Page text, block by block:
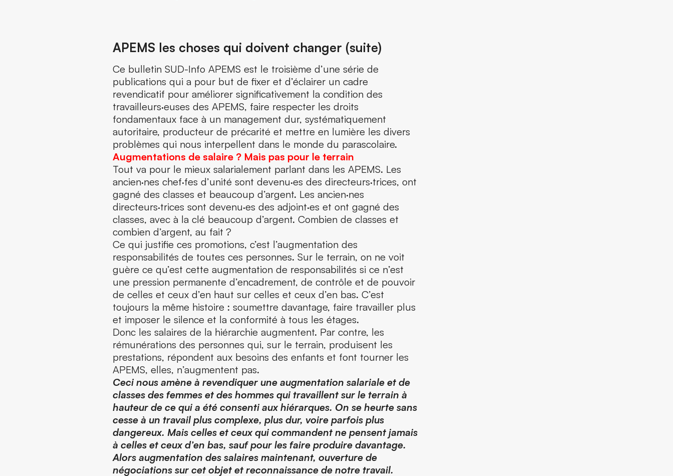
APEMS les choses qui doivent changer (suite)
Ce bulletin SUD-Info APEMS est le troisième d’une série de
publications qui a pour but de fixer et d’éclairer un cadre
revendicatif pour améliorer significativement la condition des
travailleurs·euses des APEMS, faire respecter les droits
fondamentaux face à un management dur, systématiquement
autoritaire, producteur de précarité et mettre en lumière les divers
problèmes qui nous interpellent dans le monde du parascolaire.
Augmentations de salaire ? Mais pas pour le terrain
Tout va pour le mieux salarialement parlant dans les APEMS. Les
ancien·nes chef·fes d’unité sont devenu·es des directeurs·trices, ont
gagné des classes et beaucoup d’argent. Les ancien·nes
directeurs·trices sont devenu·es des adjoint·es et ont gagné des
classes, avec à la clé beaucoup d’argent. Combien de classes et
combien d’argent, au fait ?
Ce qui justifie ces promotions, c’est l’augmentation des
responsabilités de toutes ces personnes. Sur le terrain, on ne voit
guère ce qu’est cette augmentation de responsabilités si ce n’est
une pression permanente d’encadrement, de contrôle et de pouvoir
de celles et ceux d’en haut sur celles et ceux d’en bas. C’est
toujours la même histoire : soumettre davantage, faire travailler plus
et imposer le silence et la conformité à tous les étages.
Donc les salaires de la hiérarchie augmentent. Par contre, les
rémunérations des personnes qui, sur le terrain, produisent les
prestations, répondent aux besoins des enfants et font tourner les
APEMS, elles, n’augmentent pas.
Ceci nous amène à revendiquer une augmentation salariale et de
classes des femmes et des hommes qui travaillent sur le terrain à
hauteur de ce qui a été consenti aux hiérarques. On se heurte sans
cesse à un travail plus complexe, plus dur, voire parfois plus
dangereux. Mais celles et ceux qui commandent ne pensent jamais
à celles et ceux d’en bas, sauf pour les faire produire davantage.
Alors augmentation des salaires maintenant, ouverture de
négociations sur cet objet et reconnaissance de notre travail.